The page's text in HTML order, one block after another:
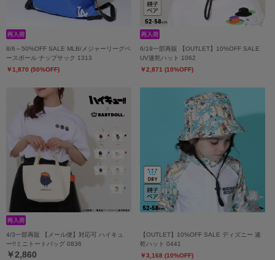
8/6～50%OFF SALE MLB/メジャーリーグベ
ースボール ナップサック 1313
￥1,870 (50%OFF)
6/19一部再販 【OUTLET】10%OFF SALE
UV速乾ハット 1062
￥2,871 (10%OFF)
4/3一部再販 【メール便】対応可 ハイキュ
ー!!ミニトートバッグ 0836
￥2,860
【OUTLET】10%OFF SALE ディズニー 速
乾ハット 0441
￥3,168 (10%OFF)